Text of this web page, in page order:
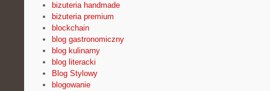
bizuteria handmade
biżuteria premium
blockchain
blog gastronomiczny
blog kulinarny
blog literacki
Blog Stylowy
blogowanie